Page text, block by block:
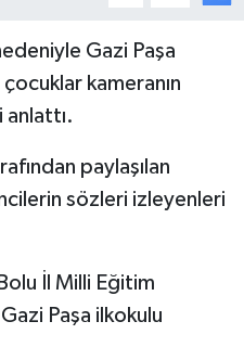
Gazi Paşa
kameranın
anlattı.
paylaşılan
sözleri izleyenleri
İl Milli Eğitim
Paşa ilkokulu